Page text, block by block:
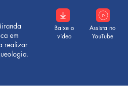
em
realizar
Baixe o
vídeo
Assista no
YouTube